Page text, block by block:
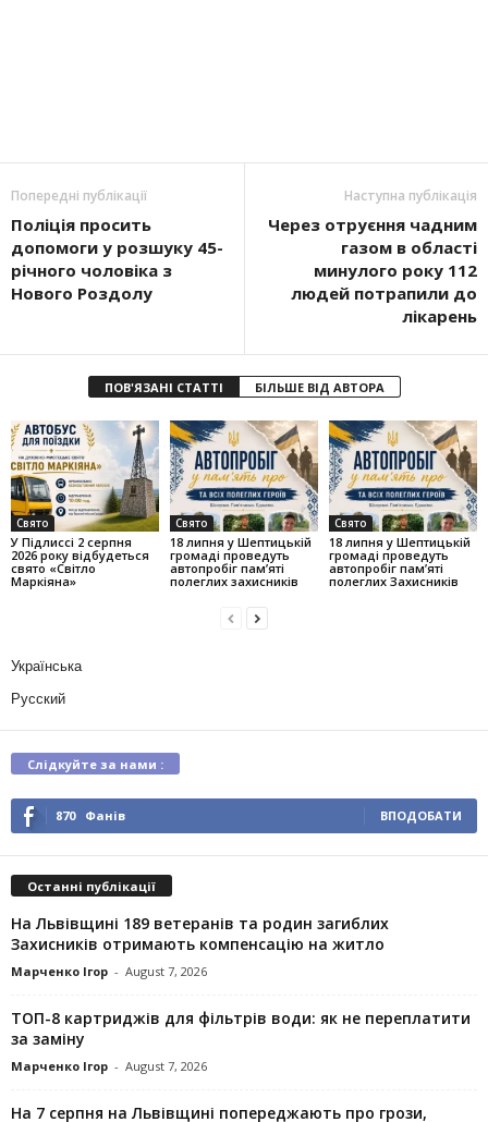
Попередні публікації
Поліція просить
допомоги у розшуку 45-
річного чоловіка з
Нового Роздолу
Наступна публікація
Через отруєння чадним
газом в області
минулого року 112
людей потрапили до
лікарень
ПОВ'ЯЗАНІ СТАТТІ БІЛЬШЕ ВІД АВТОРА
Свято
У Підлиссі 2 серпня
2026 року відбудеться
свято «Світло
Маркіяна»
Свято
18 липня у Шептицькій
громаді проведуть
автопробіг пам’яті
полеглих захисників
Свято
18 липня у Шептицькій
громаді проведуть
автопробіг пам’яті
полеглих Захисників
Українська
Русский
Слідкуйте за нами :
870 Фанів ВПОДОБАТИ
Останні публікації
На Львівщині 189 ветеранів та родин загиблих
Захисників отримають компенсацію на житло
Марченко Ігор - August 7, 2026
ТОП-8 картриджів для фільтрів води: як не переплатити
за заміну
Марченко Ігор - August 7, 2026
На 7 серпня на Львівщині попереджають про грози,